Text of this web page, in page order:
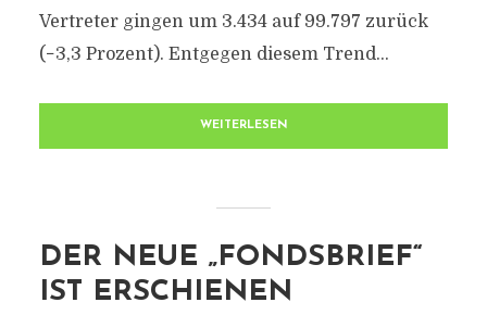
Vertreter gingen um 3.434 auf 99.797 zurück
(−3,3 Prozent). Entgegen diesem Trend...
WEITERLESEN
DER NEUE „FONDSBRIEF“
IST ERSCHIENEN